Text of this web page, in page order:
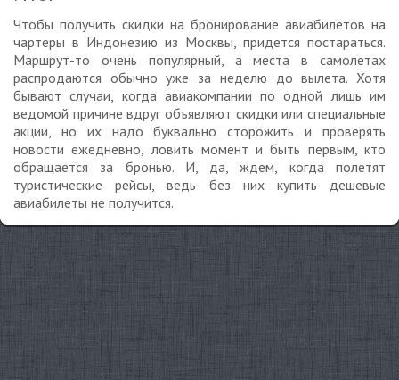
Чтобы получить скидки на бронирование авиабилетов на
чартеры в Индонезию из Москвы, придется постараться.
Маршрут-то очень популярный, а места в самолетах
распродаются обычно уже за неделю до вылета. Хотя
бывают случаи, когда авиакомпании по одной лишь им
ведомой причине вдруг объявляют скидки или специальные
акции, но их надо буквально сторожить и проверять
новости ежедневно, ловить момент и быть первым, кто
обращается за бронью. И, да, ждем, когда полетят
туристические рейсы, ведь без них купить дешевые
авиабилеты не получится.